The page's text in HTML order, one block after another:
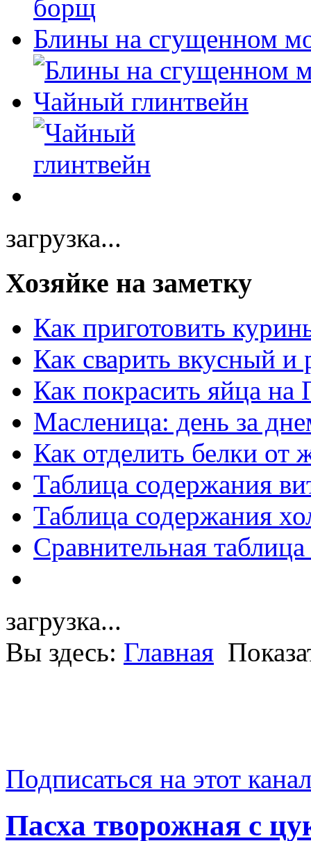
Блины на сгущенном
Чайный глинтвейн
загрузка...
Хозяйке на заметку
Как приготовить
Как сварить вкусный и
Как покрасить яйца на
Масленица: день за
Как отделить белки от
Таблица содержания
Таблица содержания
Сравнительная
загрузка...
Вы здесь: Главная
Подписаться на этот
Пасха творожная с